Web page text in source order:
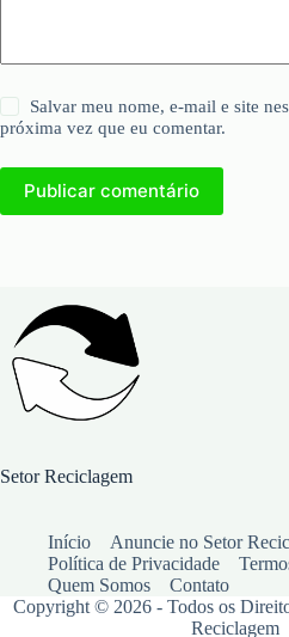
Salvar meu nome, e-mail e site
próxima vez que eu comentar.
Publicar comentário
Setor Reciclagem
Início
Anuncie no Setor
Política de Privacidade
Quem Somos
Contato
Copyright © 2026 - Todos os
Reciclagem